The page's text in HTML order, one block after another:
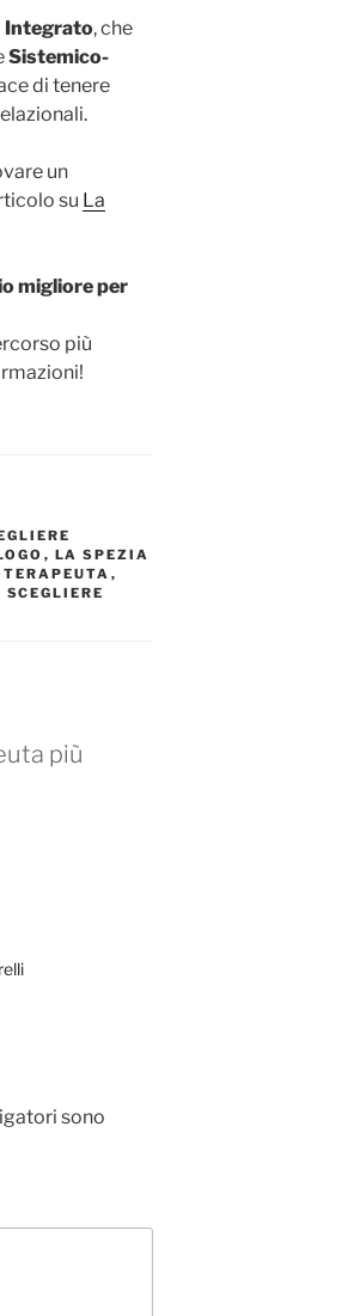
Integrato, che
Sistemico-
di tenere
un
su La
migliore per
più
, LA SPEZIA
,
SCEGLIERE
più
sono